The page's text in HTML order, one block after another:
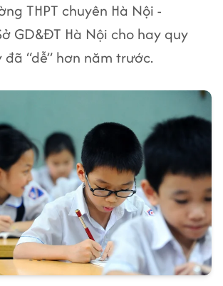
THPT chuyên Hà Nội -
GD&ĐT Hà Nội cho hay quy
“dễ” hơn năm trước.